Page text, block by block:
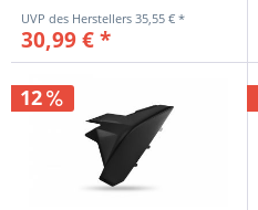
35,55 € *
30,99 € *
12